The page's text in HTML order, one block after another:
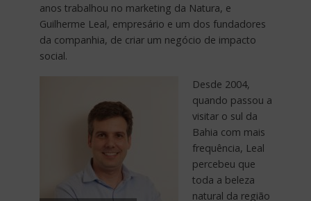
anos trabalhou no marketing da Natura, e
Guilherme Leal, empresário e um dos fundadores
da companhia, de criar um negócio de impacto
social.
Desde 2004,
quando passou a
visitar o sul da
Bahia com mais
frequência, Leal
percebeu que
toda a beleza
natural da região